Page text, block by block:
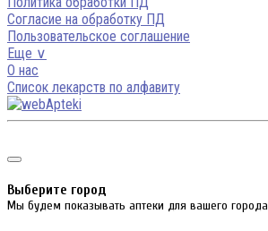
Согласие на обработку ПД
Пользовательское соглашение
Еще ∨
О нас
Список лекарств по алфавиту
Выберите город
Мы будем показывать аптеки для вашего города